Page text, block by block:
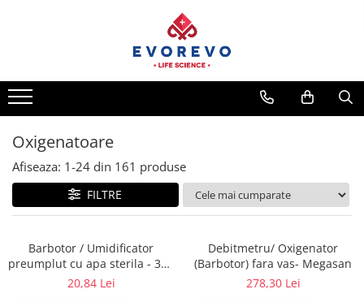
Nebulizatoare
Concentratoare oxigen
Pulsoximetrie
Senzori SpO2
Pulsoximetre
Capnometre
Lampi operatie
Negatoscoape
Termometre
Higrometre
Cronometre
Oxigenatoare
Afiseaza: 1-24 din 161 produse
FILTRE
Barbotor / Umidificator
preumplut cu apa sterila - 350
ml - Amsino
20,84 Lei
Debitmetru/ Oxigenator
(Barbotor) fara vas- Megasan
278,30 Lei